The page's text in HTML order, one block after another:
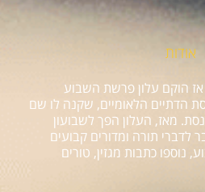
אודות
לפני 25 שנה, אז הוקם עלון פרשת השבוע
הדתיים הלאומיים, שקנה לו שם
מאז, העלון הפך לשבועון
לדברי תורה ומדורים קבועים
כתבות מגזין, טורים